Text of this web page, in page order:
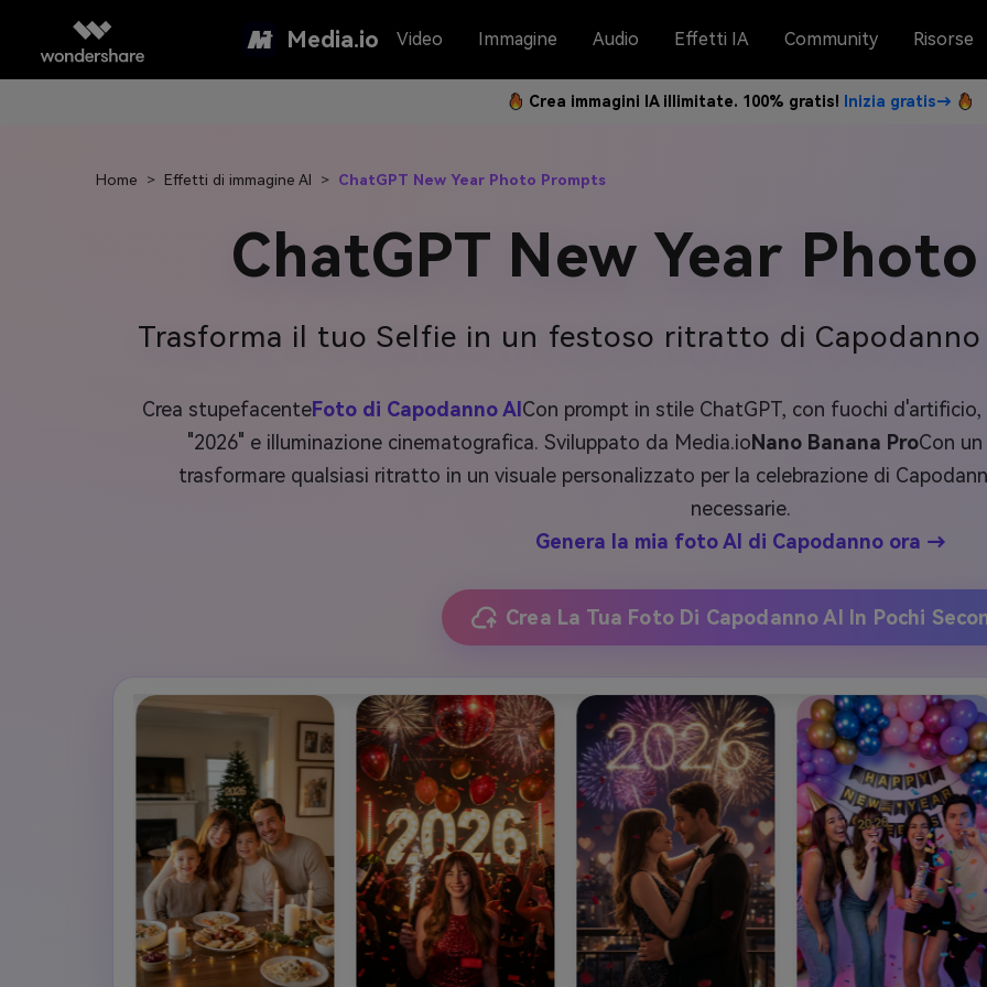
Media.io Video Immagine Audio Effetti IA Community Risorse
Crea immagini IA illimitate. 100% gratis! Inizia gratis→
Home > Effetti di immagine AI > ChatGPT New Year Photo Prompts
ChatGPT New Year
Trasforma il tuo Selfie in un festoso ritratto di
Crea stupefacenteFoto di Capodanno AI Con prompt in stile ChatGPT, con fuochi
"2026" e illuminazione cinematografica. Sviluppato da Media.ioNano Banana ProCon
trasformare qualsiasi ritratto in un visuale personalizzato per la celebrazione di
necessarie.
Genera la mia foto AI di Capodanno ora →
Crea La Tua Foto Di Capodanno AI In Pochi